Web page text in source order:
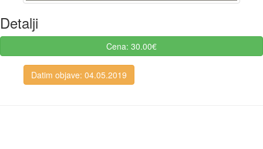
Detalji
Cena: 30.00€
Datim objave: 04.05.2019